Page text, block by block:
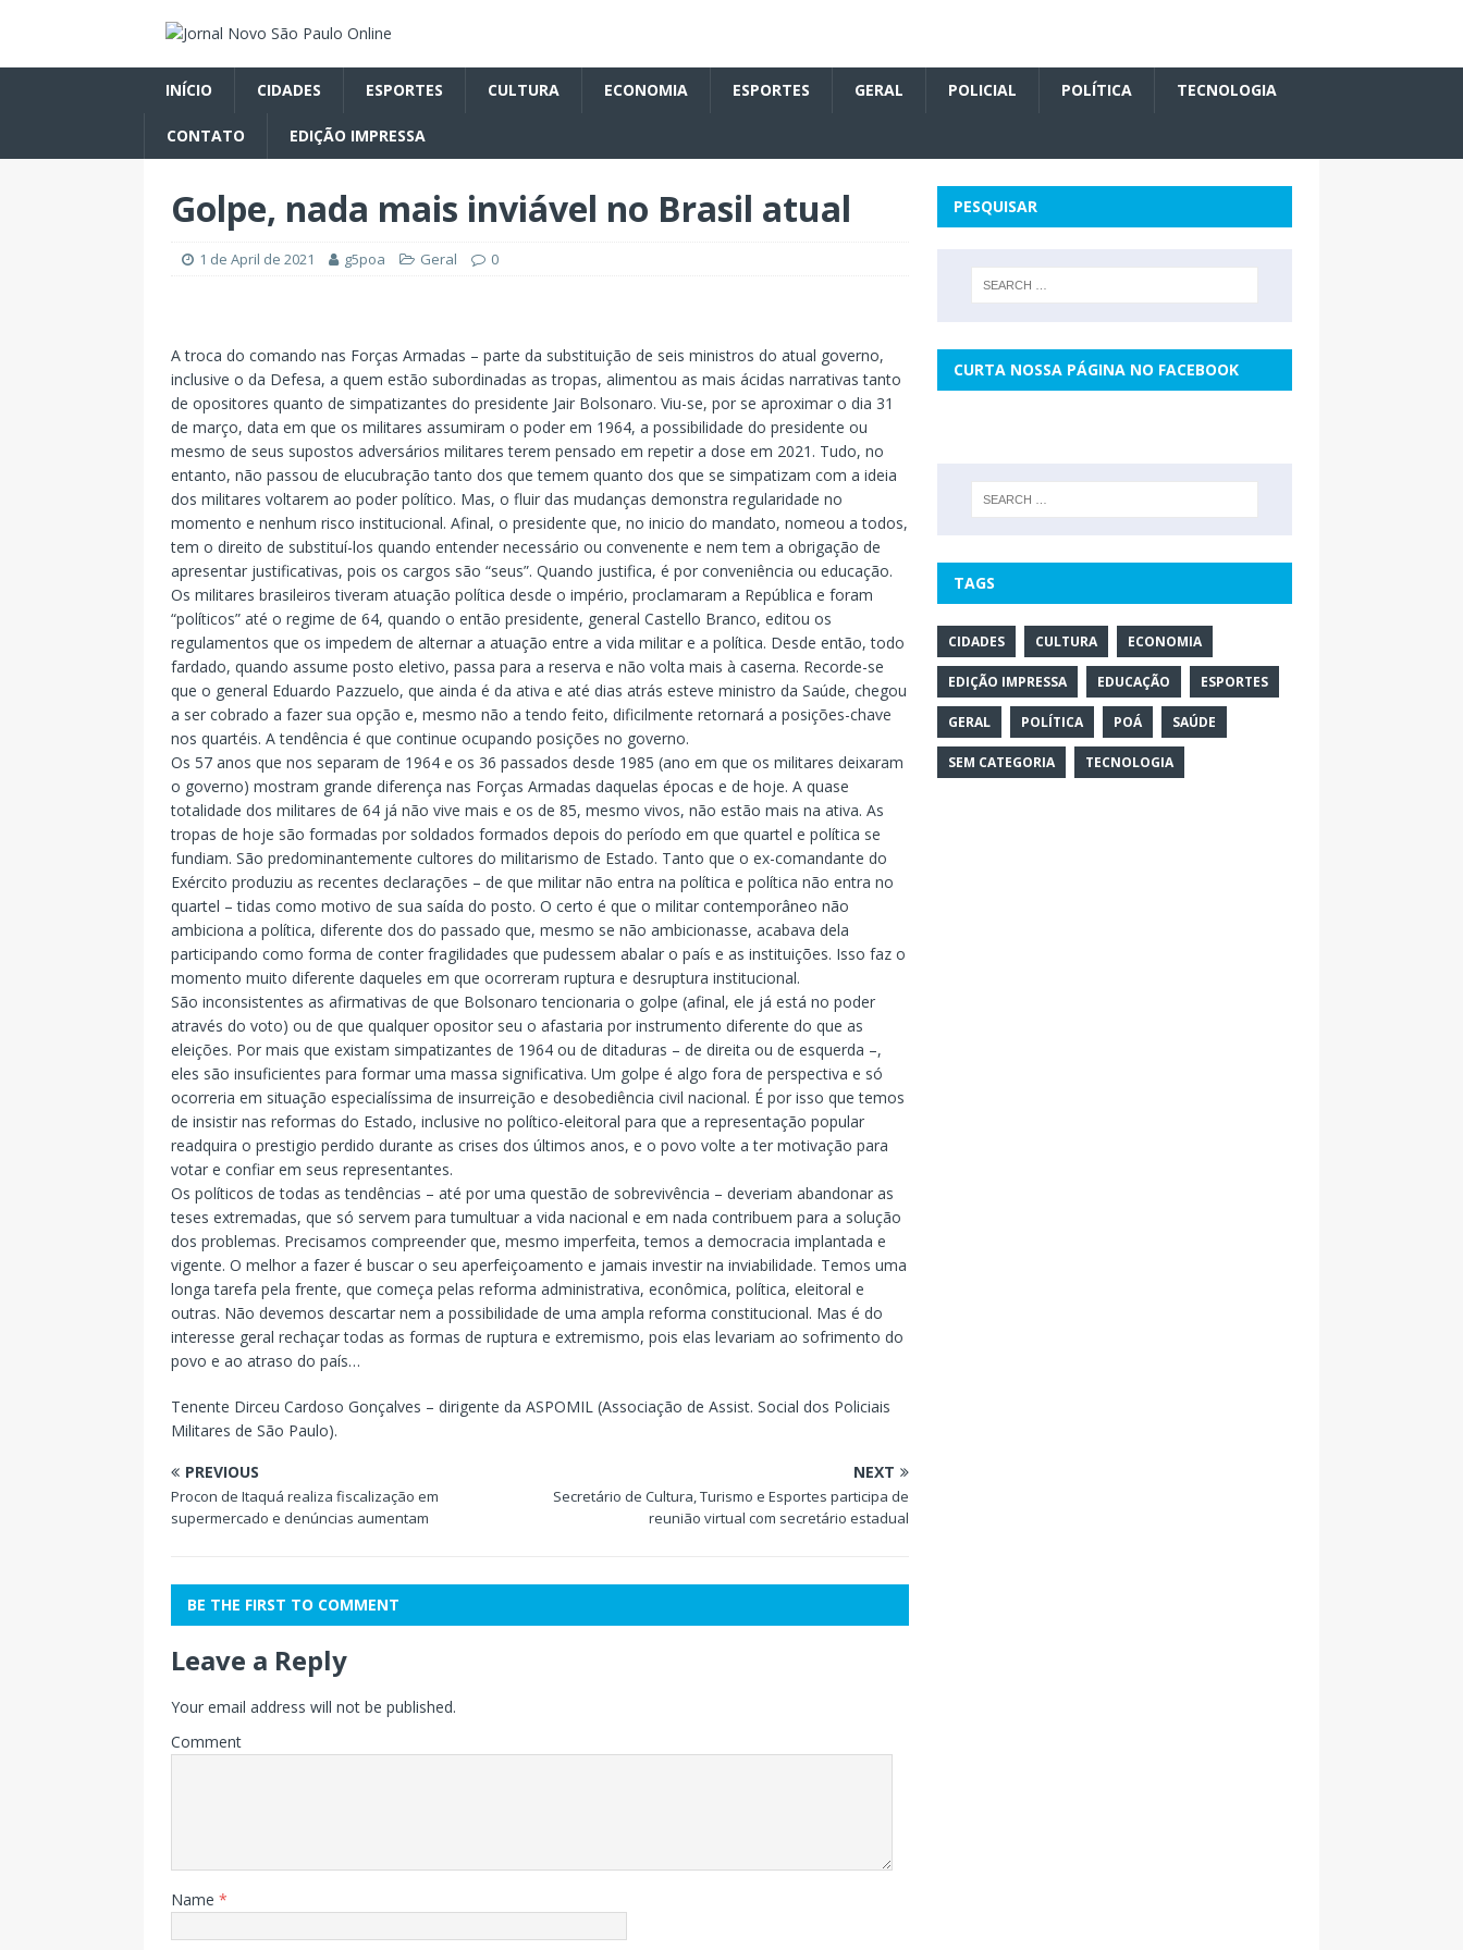
INÍCIO CIDADES ESPORTES CULTURA ECONOMIA ESPORTES GERAL POLICIAL POLÍTICA TECNOLOGIA
CONTATO EDIÇÃO IMPRESSA
Golpe, nada mais inviável no Brasil atual
1 de April de 2021 g5poa Geral 0
A troca do comando nas Forças Armadas – parte da substituição de seis ministros do atual governo,
inclusive o da Defesa, a quem estão subordinadas as tropas, alimentou as mais ácidas narrativas tanto
de opositores quanto de simpatizantes do presidente Jair Bolsonaro. Viu-se, por se aproximar o dia 31
de março, data em que os militares assumiram o poder em 1964, a possibilidade do presidente ou
mesmo de seus supostos adversários militares terem pensado em repetir a dose em 2021. Tudo, no
entanto, não passou de elucubração tanto dos que temem quanto dos que se simpatizam com a ideia
dos militares voltarem ao poder político. Mas, o fluir das mudanças demonstra regularidade no
momento e nenhum risco institucional. Afinal, o presidente que, no inicio do mandato, nomeou a todos,
tem o direito de substituí-los quando entender necessário ou convenente e nem tem a obrigação de
apresentar justificativas, pois os cargos são “seus”. Quando justifica, é por conveniência ou educação.
Os militares brasileiros tiveram atuação política desde o império, proclamaram a República e foram
“políticos” até o regime de 64, quando o então presidente, general Castello Branco, editou os
regulamentos que os impedem de alternar a atuação entre a vida militar e a política. Desde então, todo
fardado, quando assume posto eletivo, passa para a reserva e não volta mais à caserna. Recorde-se
que o general Eduardo Pazzuelo, que ainda é da ativa e até dias atrás esteve ministro da Saúde, chegou
a ser cobrado a fazer sua opção e, mesmo não a tendo feito, dificilmente retornará a posições-chave
nos quartéis. A tendência é que continue ocupando posições no governo.
Os 57 anos que nos separam de 1964 e os 36 passados desde 1985 (ano em que os militares deixaram
o governo) mostram grande diferença nas Forças Armadas daquelas épocas e de hoje. A quase
totalidade dos militares de 64 já não vive mais e os de 85, mesmo vivos, não estão mais na ativa. As
tropas de hoje são formadas por soldados formados depois do período em que quartel e política se
fundiam. São predominantemente cultores do militarismo de Estado. Tanto que o ex-comandante do
Exército produziu as recentes declarações – de que militar não entra na política e política não entra no
quartel – tidas como motivo de sua saída do posto. O certo é que o militar contemporâneo não
ambiciona a política, diferente dos do passado que, mesmo se não ambicionasse, acabava dela
participando como forma de conter fragilidades que pudessem abalar o país e as instituições. Isso faz o
momento muito diferente daqueles em que ocorreram ruptura e desruptura institucional.
São inconsistentes as afirmativas de que Bolsonaro tencionaria o golpe (afinal, ele já está no poder
através do voto) ou de que qualquer opositor seu o afastaria por instrumento diferente do que as
eleições. Por mais que existam simpatizantes de 1964 ou de ditaduras – de direita ou de esquerda –,
eles são insuficientes para formar uma massa significativa. Um golpe é algo fora de perspectiva e só
ocorreria em situação especialíssima de insurreição e desobediência civil nacional. É por isso que temos
de insistir nas reformas do Estado, inclusive no político-eleitoral para que a representação popular
readquira o prestigio perdido durante as crises dos últimos anos, e o povo volte a ter motivação para
votar e confiar em seus representantes.
Os políticos de todas as tendências – até por uma questão de sobrevivência – deveriam abandonar as
teses extremadas, que só servem para tumultuar a vida nacional e em nada contribuem para a solução
dos problemas. Precisamos compreender que, mesmo imperfeita, temos a democracia implantada e
vigente. O melhor a fazer é buscar o seu aperfeiçoamento e jamais investir na inviabilidade. Temos uma
longa tarefa pela frente, que começa pelas reforma administrativa, econômica, política, eleitoral e
outras. Não devemos descartar nem a possibilidade de uma ampla reforma constitucional. Mas é do
interesse geral rechaçar todas as formas de ruptura e extremismo, pois elas levariam ao sofrimento do
povo e ao atraso do país…
Tenente Dirceu Cardoso Gonçalves – dirigente da ASPOMIL (Associação de Assist. Social dos Policiais
Militares de São Paulo).
PREVIOUS
Procon de Itaquá realiza fiscalização em
supermercado e denúncias aumentam
NEXT
Secretário de Cultura, Turismo e Esportes participa de
reunião virtual com secretário estadual
BE THE FIRST TO COMMENT
Leave a Reply
Your email address will not be published.
Comment
Name *
PESQUISAR
CURTA NOSSA PÁGINA NO FACEBOOK
TAGS
CIDADES CULTURA ECONOMIA
EDIÇÃO IMPRESSA EDUCAÇÃO ESPORTES
GERAL POLÍTICA POÁ SAÚDE
SEM CATEGORIA TECNOLOGIA